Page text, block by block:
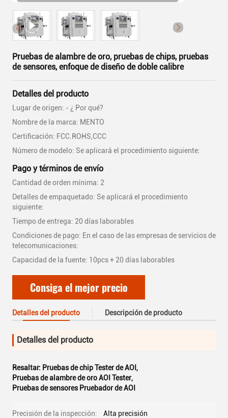
Pruebas de alambre de oro, pruebas de chips, pruebas
de sensores, enfoque de diseño de doble calibre
Detalles del producto
Lugar de origen: - ¿ Por qué?
Nombre de la marca: MENTO
Certificación: FCC.ROHS,CCC
Número de modelo: Se aplicará el procedimiento siguiente:
Pago y términos de envío
Cantidad de orden mínima: 2
Detalles de empaquetado: Se aplicará el procedimiento
siguiente:
Tiempo de entrega: 20 días laborables
Condiciones de pago: En el caso de las empresas de servicios de
telecomunicaciones:
Capacidad de la fuente: 10pcs + 20 días laborables
Consiga el mejor precio
Detalles del producto Descripción de producto
Detalles del producto
Resaltar: Pruebas de chip Tester de AOI ,
Pruebas de alambre de oro AOI Tester,
Pruebas de sensores Pruebador de AOI
Precisión de la inspección: Alta precisión